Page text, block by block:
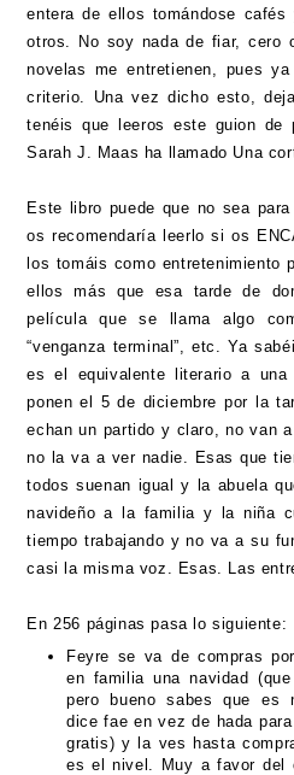
entera de ellos tomándose
otros. No soy nada de fiar, cero
novelas me entretienen, pues
criterio. Una vez dicho esto,
tenéis que leeros este guion de
Sarah J. Maas ha llamado Una
Este libro puede que no sea
os recomendaría leerlo si os
los tomáis como entretenimiento
ellos más que esa tarde de
película que se llama algo
“venganza terminal”, etc. Ya
es el equivalente literario a
ponen el 5 de diciembre por la
echan un partido y claro, no van
no la va a ver nadie. Esas que
todos suenan igual y la abuela
navideño a la familia y la niña
tiempo trabajando y no va a su
casi la misma voz. Esas. Las
En 256 páginas pasa lo siguiente:
Feyre se va de compras
en familia una navidad
pero bueno sabes que es
dice fae en vez de hada
gratis) y la ves hasta
es el nivel. Muy a favor del